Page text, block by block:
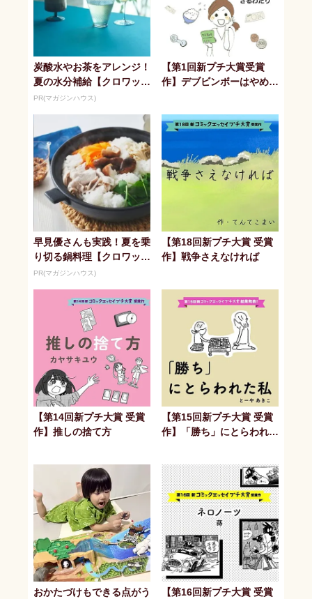
炭酸水やお茶をアレンジ！
夏の水分補給【クロワッサ
ン】
PR(マガジンハウス)
【第1回新プチ大賞受賞
作】デブビンボーはやめま
早見優さんも実践！夏を乗
り切る鍋料理【クロワッサ
ン】
PR(マガジンハウス)
【第18回新プチ大賞 受賞
作】戦争さえなければ
【第14回新プチ大賞 受賞
作】推しの捨て方
【第15回新プチ大賞 受賞
作】「勝ち」にとらわれた
おかたづけもできる点がう
【第16回新プチ大賞 受賞